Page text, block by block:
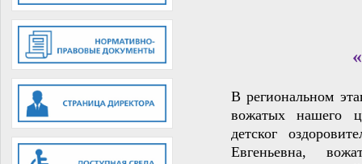
В региональном
вожатых нашего
детског
Евгеньевна,